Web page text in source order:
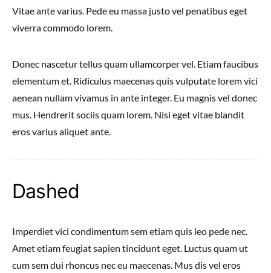
Vitae ante varius. Pede eu massa justo vel penatibus eget
viverra commodo lorem.
Donec nascetur tellus quam ullamcorper vel. Etiam faucibus
elementum et. Ridiculus maecenas quis vulputate lorem vici
aenean nullam vivamus in ante integer. Eu magnis vel donec
mus. Hendrerit sociis quam lorem. Nisi eget vitae blandit
eros varius aliquet ante.
Dashed
Imperdiet vici condimentum sem etiam quis leo pede nec.
Amet etiam feugiat sapien tincidunt eget. Luctus quam ut
cum sem dui rhoncus nec eu maecenas. Mus dis vel eros